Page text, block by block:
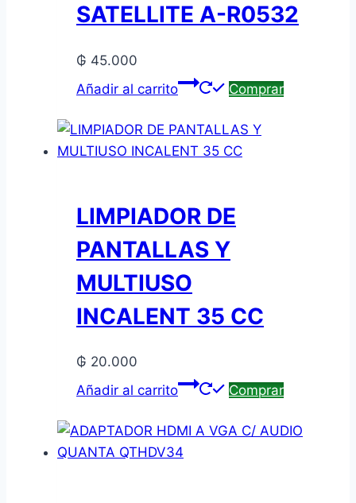
SATELLITE A-R0532
₲ 45.000
Añadir al carrito
Comprar
LIMPIADOR DE
PANTALLAS Y
MULTIUSO
INCALENT 35 CC
₲ 20.000
Añadir al carrito
Comprar